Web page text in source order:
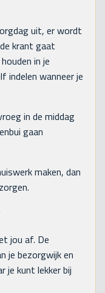
uit, er wordt
krant gaat
in je
indelen wanneer je
in de middag
gaan
maken, dan
jou af. De
je bezorgwijk en
je kunt lekker bij